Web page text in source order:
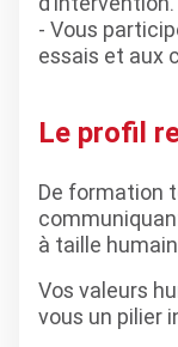
- Vous
essais et aux
Le profil
De formation
à taille
Vos valeurs
vous un pilier